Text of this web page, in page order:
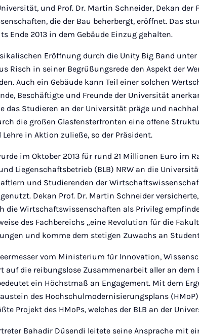
und Prof. Dr. Martin Schneider, Dekan der
die der Bau beherbergt, eröffnet. Das
Ende 2013 in dem Gebäude Einzug gehalten.
Eröffnung durch die Unity Big Band unter
Risch in seiner Begrüßungsrede den Aspekt der
Auch ein Gebäude kann Teil einer solchen
Beschäftigte und Freunde der Universität
das Studieren an der Universität präge und
die großen Glasfensterfronten eine offene
in Aktion zuließe, so der Präsident.
im Oktober 2013 für rund 21 Millionen Euro im
Liegenschaftsbetrieb (BLB) NRW an die
und Studierenden der
Dekan Prof. Dr. Martin Schneider
die Wirtschaftswissenschaften als Privileg
des Fachbereichs „eine Revolution für die
und komme dem stetigen Zuwachs an
vom Ministerium für Innovation,
auf die reibungslose Zusammenarbeit aller an dem
ein Höchstmaß an Engagement. Mit dem
des Hochschulmodernisierungsplans (HMoP)
Projekt des HMoPs, welches der BLB an der
Bahadir Düsendi leitete seine Ansprache mit